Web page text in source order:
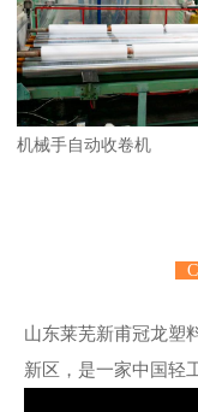
机械手自动收卷机
山东莱芜新甫冠龙塑
新区，是一家中国轻